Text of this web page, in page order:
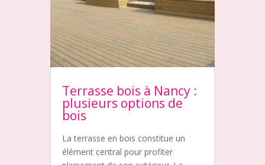
Terrasse bois à Nancy :
plusieurs options de
bois
La terrasse en bois constitue un
élément central pour profiter